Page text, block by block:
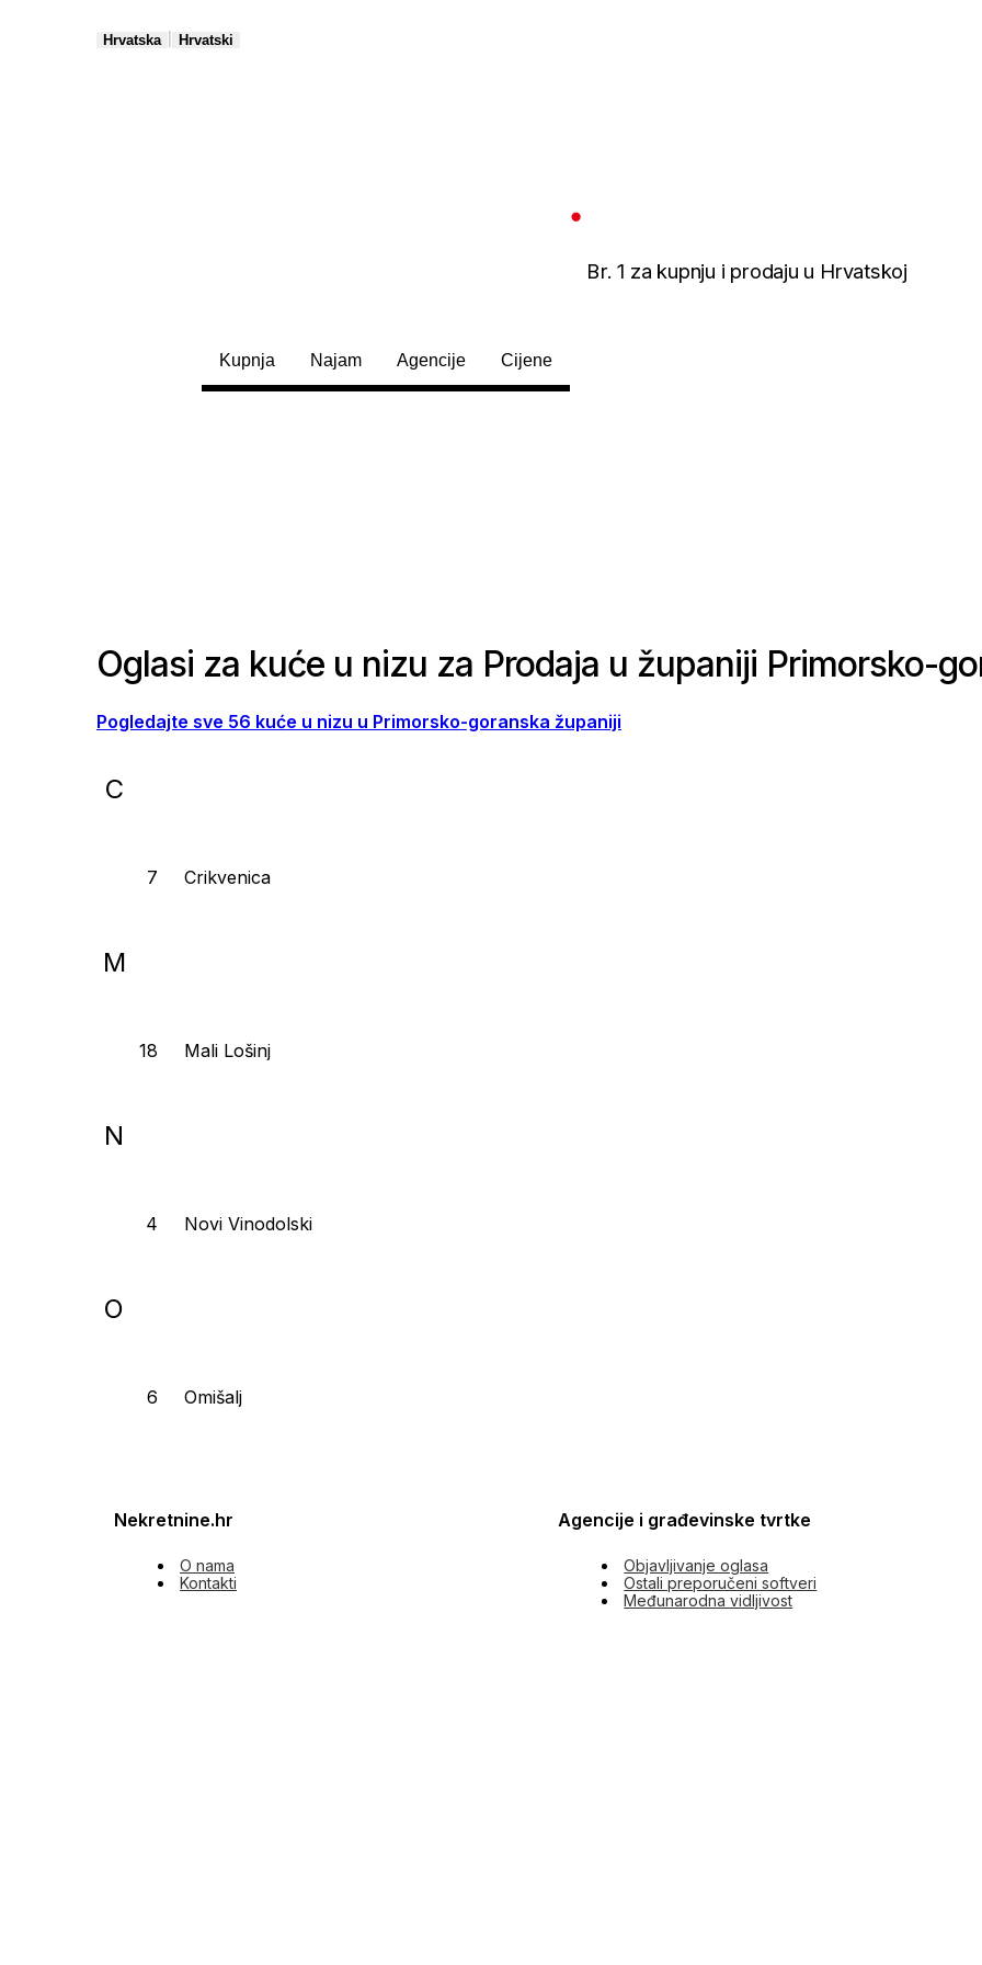
Hrvatska Hrvatski
Br. 1 za kupnju i prodaju u Hrvatskoj
Kupnja Najam Agencije Cijene
Oglasi za kuće u nizu za Prodaja u županiji Primorsko-
Pogledajte sve 56 kuće u nizu u Primorsko-goranska županiji
C
Crikvenica
M
Mali Lošinj
N
Novi Vinodolski
O
Omišalj
Nekretnine.hr
O nama
Kontakti
Agencije i građevinske tvrtke
Objavljivanje oglasa
Ostali preporučeni softveri
Međunarodna vidljivost